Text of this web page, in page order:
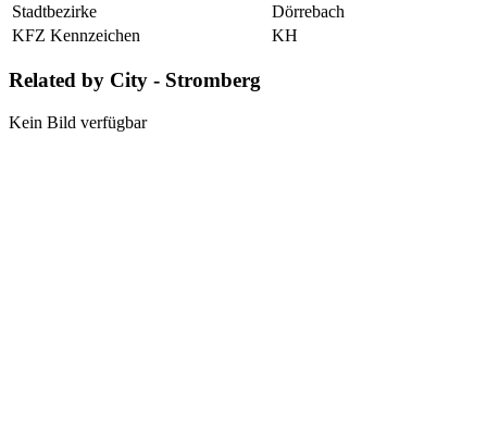
Stadtbezirke
Dörrebach
KFZ Kennzeichen
KH
Related by City - Stromberg
Kein Bild verfügbar